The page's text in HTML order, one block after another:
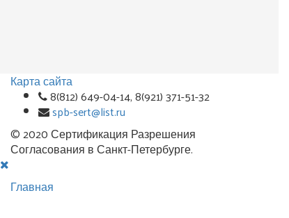
Карта сайта
8(812) 649-04-14, 8(921) 371-51-32
spb-sert@list.ru
© 2020 Сертификация Разрешения
Согласования в Санкт-Петербурге.
Главная